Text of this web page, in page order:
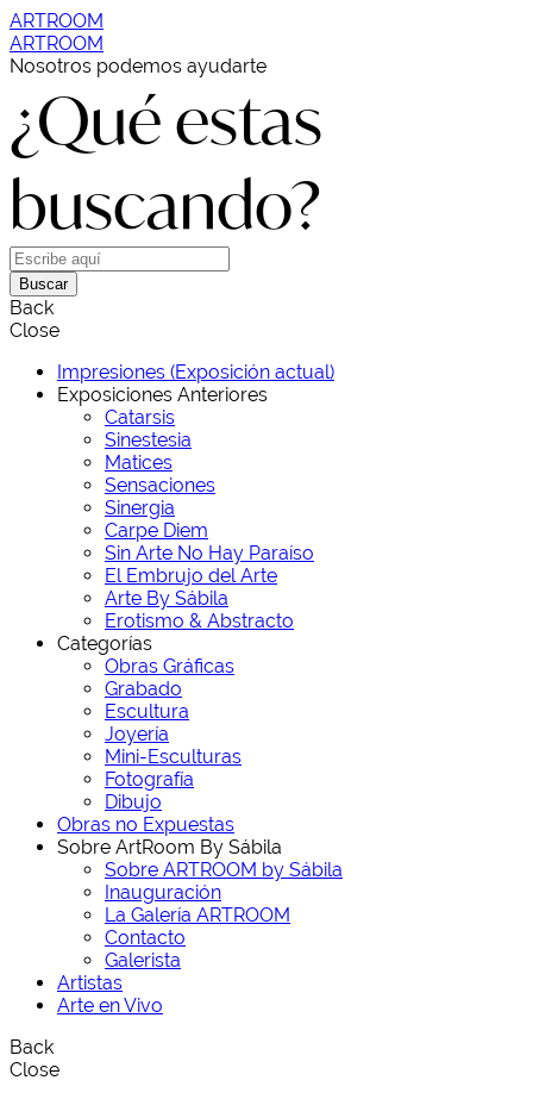
ARTROOM
ARTROOM
Nosotros podemos ayudarte
¿Qué estas
buscando?
Buscar
Back
Close
Impresiones (Exposición actual)
Exposiciones Anteriores
Catarsis
Sinestesia
Matices
Sensaciones
Sinergia
Carpe Diem
Sin Arte No Hay Paraíso
El Embrujo del Arte
Arte By Sábila
Erotismo & Abstracto
Categorías
Obras Gráficas
Grabado
Escultura
Joyería
Mini-Esculturas
Fotografía
Dibujo
Obras no Expuestas
Sobre ArtRoom By Sábila
Sobre ARTROOM by Sábila
Inauguración
La Galería ARTROOM
Contacto
Galerista
Artistas
Arte en Vivo
Back
Close